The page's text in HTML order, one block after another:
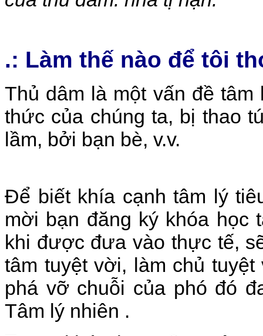
.: Làm thế nào để tôi
Thủ dâm là một vấn đề
thức của chúng ta, bị thao
lầm, bởi bạn bè, v.v.
Để biết khía cạnh tâm lý
mời bạn đăng ký khóa học
khi được đưa vào thực tế,
tâm tuyệt vời, làm chủ
phá vỡ chuỗi của phó đó
Tâm lý nhiên .